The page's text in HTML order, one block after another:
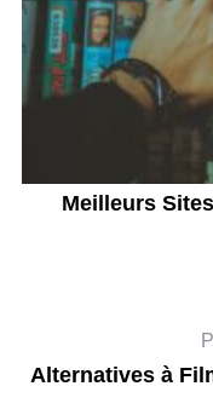
Meilleurs
Alternatives à